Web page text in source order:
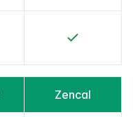
Zencal